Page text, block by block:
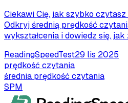
Ciekawi Cię, jak szybko
Odkryj średnią prędkość
wykształcenia i dowiedz się,
ReadingSpeedTest29 lis 2025
prędkość czytania
średnia prędkość czytania
SPM